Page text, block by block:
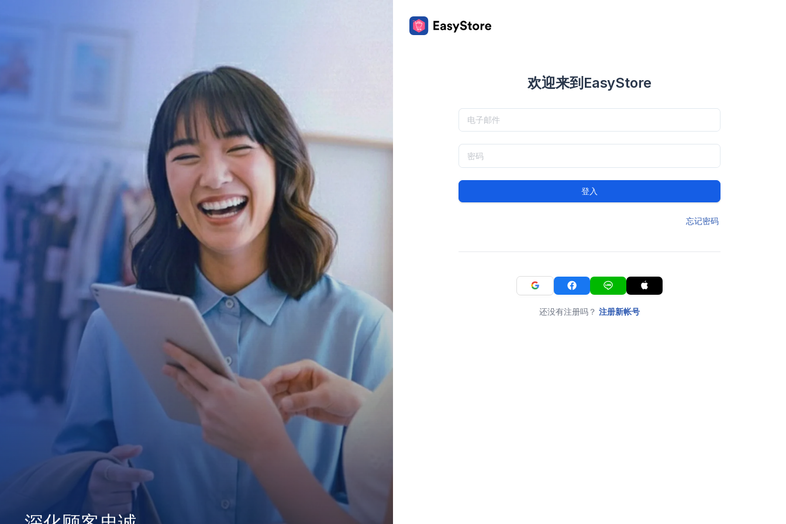
欢迎来到EasyStore
登入
忘记密码
还没有注册吗？ 注册新帐号